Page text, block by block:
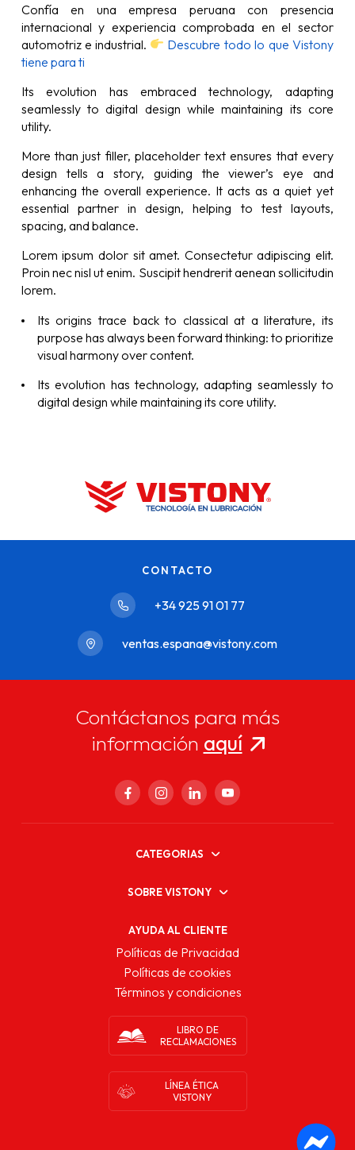
Confía en una empresa peruana con presencia
internacional y experiencia comprobada en el sector
automotriz e industrial.
Descubre todo lo que Vistony
tiene para ti
Its evolution has embraced technology, adapting
seamlessly to digital design while maintaining its core
utility.
More than just filler, placeholder text ensures that every
design tells a story, guiding the viewer’s eye and
enhancing the overall experience. It acts as a quiet yet
essential partner in design, helping to test layouts,
spacing, and balance.
Lorem ipsum dolor sit amet. Consectetur adipiscing elit.
Proin nec nisl ut enim. Suscipit hendrerit aenean sollicitudin
lorem.
Its origins trace back to classical at a literature, its
purpose has always been forward thinking: to prioritize
visual harmony over content.
Its evolution has technology, adapting seamlessly to
digital design while maintaining its core utility.
CONTACTO
+34 925 91 01 77
ventas.espana@vistony.com
Contáctanos para más
información aquí
CATEGORIAS
SOBRE VISTONY
AYUDA AL CLIENTE
Políticas de Privacidad
Políticas de cookies
Términos y condiciones
LIBRO DE
RECLAMACIONES
LÍNEA ÉTICA
VISTONY